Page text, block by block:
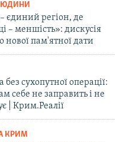
єдиний регіон, де
– меншість»: дискусія
нової пам'ятної дати
без сухопутної операції:
себе не заправить і не
| Крим.Реалії
КРИМ